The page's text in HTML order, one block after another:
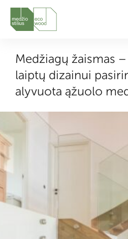
Medžiagų žaismas
laiptų dizainui
alyvuota ąžuolo